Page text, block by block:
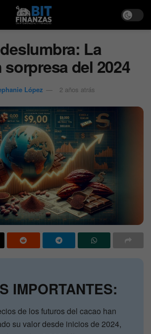
La
del 2024
López 2 años atrás
IMPORTANTES:
de los futuros del cacao han
su valor desde inicios de 2024,